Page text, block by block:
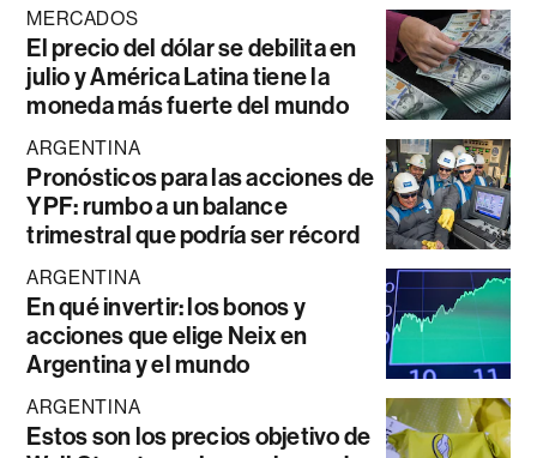
MERCADOS
El precio del dólar se debilita en
julio y América Latina tiene la
moneda más fuerte del mundo
ARGENTINA
Pronósticos para las acciones de
YPF: rumbo a un balance
trimestral que podría ser récord
ARGENTINA
En qué invertir: los bonos y
acciones que elige Neix en
Argentina y el mundo
ARGENTINA
Estos son los precios objetivo de